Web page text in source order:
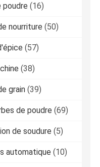
poudre (16)
nourriture (50)
(57)
(38)
grain (39)
de poudre (69)
de soudure (5)
automatique (10)